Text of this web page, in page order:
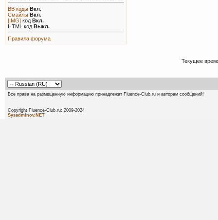
BB коды Вкл.
Смайлы Вкл.
[IMG] код Вкл.
HTML код Выкл.
Правила форума
Текущее
Все права на размещенную информацию принадлежат Fluence-Club.ru и авторам сообщений!
Copyright Fluence-Club.ru;
Sysadminov.NET